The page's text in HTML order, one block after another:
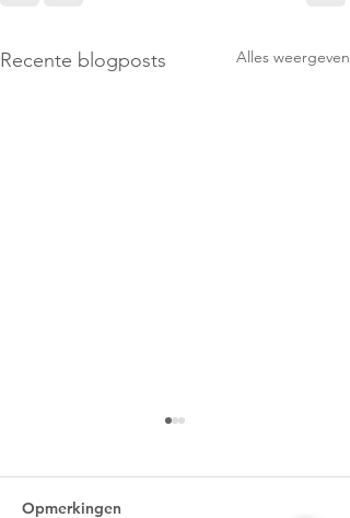
Recente blogposts Alles weergeven
Opmerkingen